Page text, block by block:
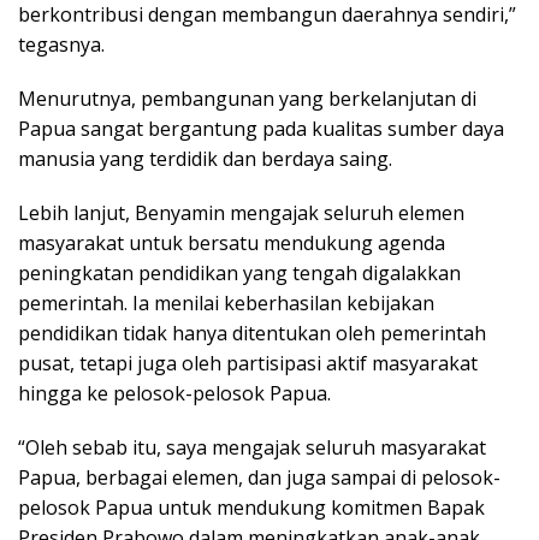
berkontribusi dengan membangun daerahnya sendiri,”
tegasnya.
Menurutnya, pembangunan yang berkelanjutan di
Papua sangat bergantung pada kualitas sumber daya
manusia yang terdidik dan berdaya saing.
Lebih lanjut, Benyamin mengajak seluruh elemen
masyarakat untuk bersatu mendukung agenda
peningkatan pendidikan yang tengah digalakkan
pemerintah. Ia menilai keberhasilan kebijakan
pendidikan tidak hanya ditentukan oleh pemerintah
pusat, tetapi juga oleh partisipasi aktif masyarakat
hingga ke pelosok-pelosok Papua.
“Oleh sebab itu, saya mengajak seluruh masyarakat
Papua, berbagai elemen, dan juga sampai di pelosok-
pelosok Papua untuk mendukung komitmen Bapak